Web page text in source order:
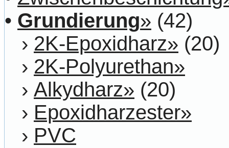
• Grundierung» (42)
› 2K-Epoxidharz» (20)
› 2K-Polyurethan»
› Alkydharz» (20)
› Epoxidharzester»
› PVC